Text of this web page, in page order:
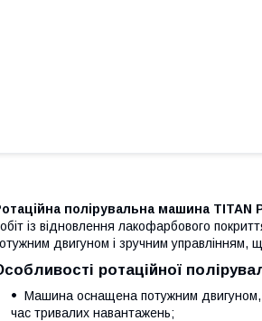
полірувальна машина TITAN
із відновлення лакофарбового
двигуном і зручним управлінням,
ротаційної
Машина оснащена потужним двигуном,
час тривалих навантажень;